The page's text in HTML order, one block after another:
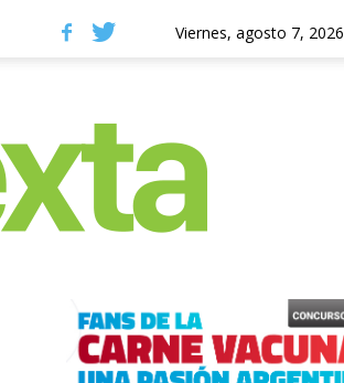
Viernes, agosto 7, 2026